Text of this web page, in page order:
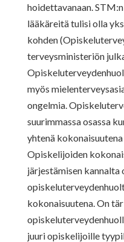
hoidettavanaan.
lääkäreitä tulisi olla
kohden
terveysministeriön
myös
ongelmia.
suurimmassa osassa
yhtenä
Opiskelijoiden
järjestämisen
kokonaisuutena. On
juuri opiskelijoille